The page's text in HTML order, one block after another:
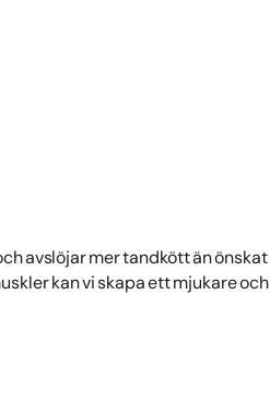
avslöjar mer tandkött än önskat
kan vi skapa ett mjukare och